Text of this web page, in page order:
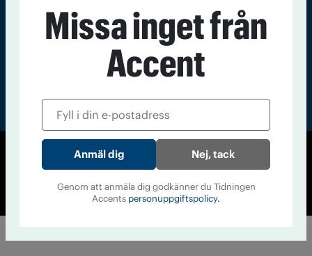
© Tidningen Accent 2026
Cookiepolicy
Personuppgiftspolicy
Missa inget från
Accent
Nej, tack
Genom att anmäla dig godkänner du Tidningen
Accents personuppgiftspolicy.